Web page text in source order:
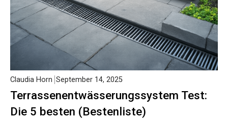
Terrassenentwässerungssystem Test:
Die 5 besten (Bestenliste)
Claudia Horn September 14, 2025